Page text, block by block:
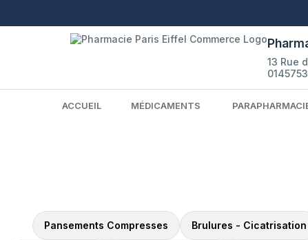
13 Rue
ACCUEIL MÉDICAMENTS
Pansements Compresses Brulures - Cicatrisation